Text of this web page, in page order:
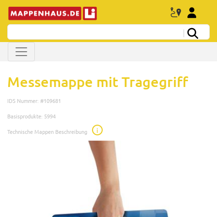
Messemappe mit Tragegriff
IDS Nummer: #109681
Basisprodukte: 5994
Technische Mappen Beschreibung
i